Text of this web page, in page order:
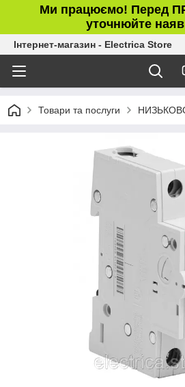
Ми працюємо! Перед
уточнюйте
Інтернет-магазин - Electrica Store
Товари та послуги